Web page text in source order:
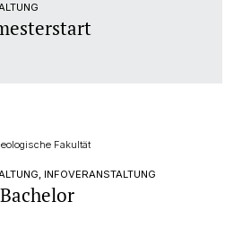
Fakultät
INFOVERANSTALTUNG